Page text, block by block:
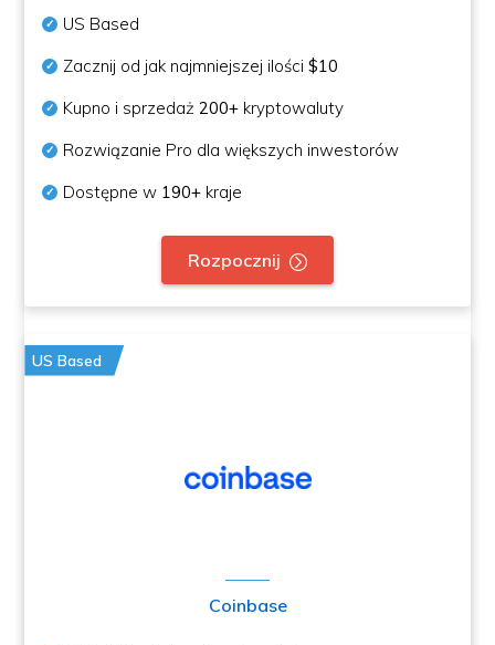
US Based
Zacznij od jak najmniejszej ilości$10
Kupno i sprzedaż200+ kryptowaluty
Rozwiązanie Pro dla większych inwestorów
Dostępne w 190+ kraje
Rozpocznij
US Based
Coinbase